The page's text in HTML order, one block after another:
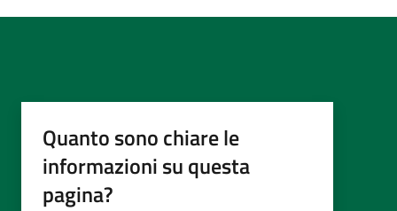
Quanto sono chiare le
informazioni su questa
pagina?